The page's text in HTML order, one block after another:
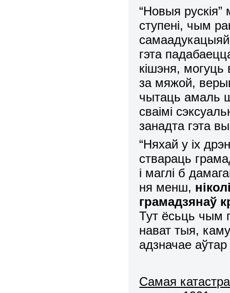
“Новыя
ступені, чым
гэта
кішэня, могуць
за мяжой,
чытаць амаль
сваімі
занадта гэта
“Няхай у іх
ствараць
і маглі б
ня менш,
грамадзянаў
Тут ёсьць чым
нават тыя,
адзначае
Самая